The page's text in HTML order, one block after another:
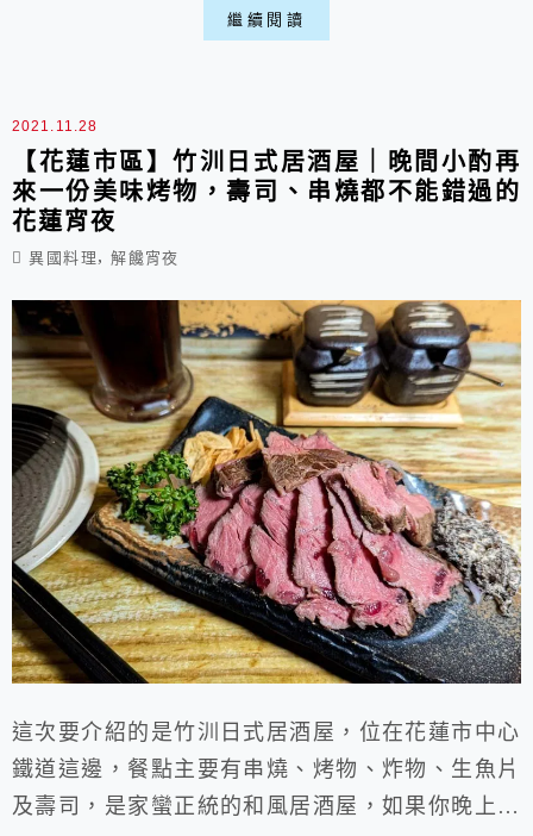
舒心的氣氛與用心的美食喵。 一、餐廳環境: ▶
外部: 在國聯五路上金銀島廣場旁，周邊有路邊
部: 店內裝扮得相當和風，旁邊的照片、擺設都
很有感覺，座位大概可以坐30位左右...
繼續閱讀
2021.11.28
【花蓮市區】竹汌日式居酒屋｜晚間小酌再
來一份美味烤物，壽司、串燒都不能錯過的
花蓮宵夜
異國料理 ,解饞宵夜
這次要介紹的是竹汌日式居酒屋，位在花蓮市中心
鐵道這邊，餐點主要有串燒、烤物、炸物、生魚片
及壽司，是家蠻正統的和風居酒屋，如果你晚上想